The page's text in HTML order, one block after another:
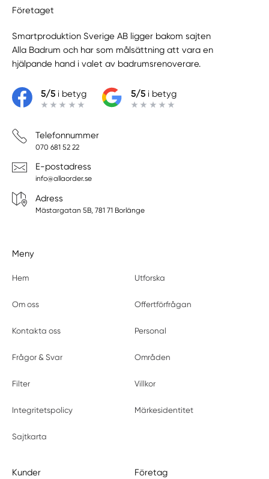
Företaget
Smartproduktion Sverige AB ligger bakom sajten
Alla Badrum och har som målsättning att vara en
hjälpande hand i valet av badrumsrenoverare.
5/5i betyg 5/5i betyg
Telefonnummer
070 681 52 22
E-postadress
info@allaorder.se
Adress
Mästargatan 5B, 781 71 Borlänge
Meny
Hem Utforska
Om oss Offertförfrågan
Kontakta oss Personal
Frågor & Svar Områden
Filter Villkor
Integritetspolicy Märkesidentitet
Sajtkarta
Kunder Företag